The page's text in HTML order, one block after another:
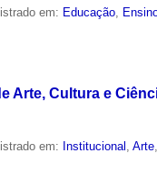
em: Educação
Arte, Cultura e
em: Institucional ,Arte